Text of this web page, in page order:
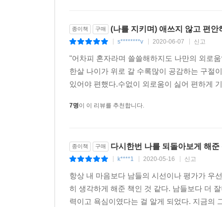
종이책 구매 (나를 지키며) 애쓰지 않고 편안
s********v 2020-06-07 신고
"어차피 혼자라며 쓸쓸해하지도 나만의 외로
한살 나이가 위로 갈 수록많이 공감하는 구절
있어야 편했다.수없이 외로움이 싫어 편하게
7명이 이 리뷰를 추천합니다.
종이책 구매 다시한번 나를 되돌아보게 해준
k****1 2020-05-16 신고
항상 내 마음보다 남들의 시선이나 평가가 우
히 생각하게 해준 책인 것 같다. 남들보다 더
력이고 욕심이였다는 걸 알게 되었다. 지금의